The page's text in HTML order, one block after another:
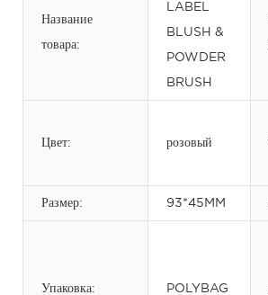
Название
товара:
LABEL
BLUSH &
POWDER
BRUSH
Цвет: розовый
Размер: 93*45MM
Упаковка: POLYBAG